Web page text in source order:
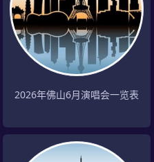
2026年佛山6月演唱会一览表